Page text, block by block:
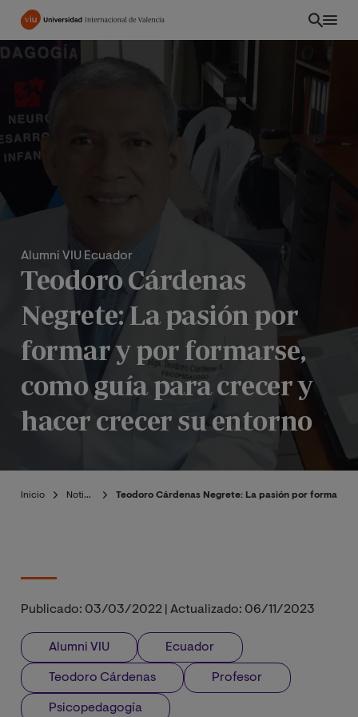
Pasar
contenido
Alumni VIU Ecuador
Teodoro Cárdenas
Negrete: La pasión por
formar y por formarse,
como guía para crecer y
hacer crecer su entorno
Inicio Noticias Teodoro Cárdenas Negrete: La pasión por formar y
Publicado: 03/03/2022 Actualizado: 06/11/2023
Alumni VIU Ecuador
Teodoro Cárdenas Profesor
Psicopedagogía